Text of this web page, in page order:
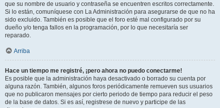
que su nombre de usuario y contraseña se encuentren escritos correctamente.
Si lo están, comuníquese con La Administración para asegurarse de que no ha
sido excluido. También es posible que el foro esté mal configurado por su
dueño y/o tenga fallos en la programación, por lo que necesitaría ser
reparado.
Arriba
Hace un tiempo me registré, ¡pero ahora no puedo conectarme!
Es posible que la administración haya desactivado o borrado su cuenta por
alguna razón. También, algunos foros periódicamente remueven sus usuarios
que no publicaron mensajes por cierto periodo de tiempo para reducir el peso
de la base de datos. Si es así, registrese de nuevo y participe de las